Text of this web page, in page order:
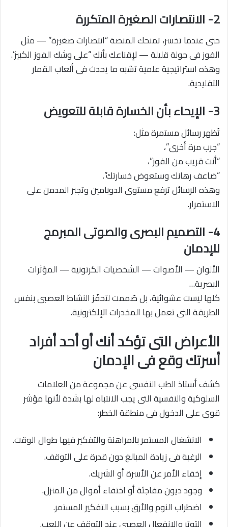
2- الانتصارات الصغيرة المتكررة
حتى عندما تخسر، تمنحك المنصة “انتصارات صغيرة” — مثل
الفوز فى جولة قليلة — لإقناعك بأنك “على وشك الفوز الكبير”.
وهذه استراتيجية علمية تشبه ما يحدث فى ألعاب القمار
التقليدية.
3- الإيحاء بأن الخسارة قابلة للتعويض
تُظهر رسائل مستمرة مثل:
“جرب مرة أخرى”،
“أنت قريب من الفوز”،
“ضاعف رهانك وستعوض خسارتك”.
وهذه الرسائل ترفع مستوى الدوبامين وتجبر المدمن على
الاستمرار.
4- التصميم البصرى والصوتى المبرمج
للإدمان
الألوان — الأصوات — الشخصيات الكرتونية — المؤثرات
البصرية…
كلها ليست عشوائية، بل صُممت لتحفّز النشاط العصبى بنفس
الطريقة التى تعمل بها المخدرات الإلكترونية.
الأعراض التى تؤكد أنك أو أحد أفراد
أسرتك وقع فى الإدمان
كشف أستاذ الطب النفسى عن مجموعة من العلامات
السلوكية والنفسية التى يجب الانتباه لها بشدة لأنها مؤشر
قوى على الدخول فى منطقة الخطر:
الانشغال المستمر بالمراهنة والتفكير فيها طوال الوقت.
الرغبة فى زيادة المبالغ دون قدرة على التوقف.
إخفاء الأمر عن الأسرة أو الشريك.
وجود ديون مفاجئة أو اختفاء أموال من المنزل.
اضطراب النوم والأرق بسبب التفكير المستمر.